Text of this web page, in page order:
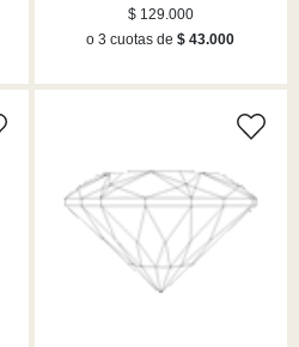
Blancos, Acabado en rodio
$ 129.000
o 3 cuotas de$ 43.000